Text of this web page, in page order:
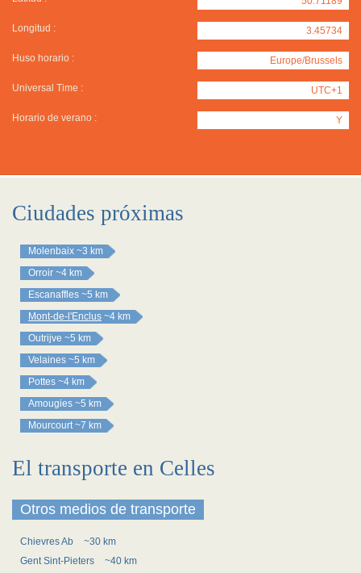
Longitud : 3.45734
Huso horario : Europe/Brussels
Universal Time : UTC+1
Horario de verano : Y
Ciudades próximas
Molenbaix ~3 km
Orroir ~4 km
Escanaffles ~5 km
Mont-de-l'Enclus ~4 km
Outrijve ~5 km
Velaines ~5 km
Pottes ~4 km
Amougies ~5 km
Mourcourt ~7 km
El transporte en Celles
Otros medios de transporte
Chievres Ab
~30 km
Gent Sint-Pieters
~40 km